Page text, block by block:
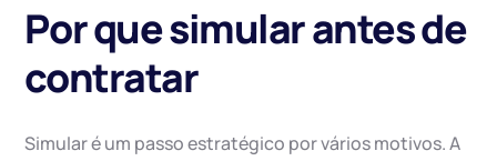
Por que simular antes de
contratar
Simular é um passo estratégico por vários motivos. A